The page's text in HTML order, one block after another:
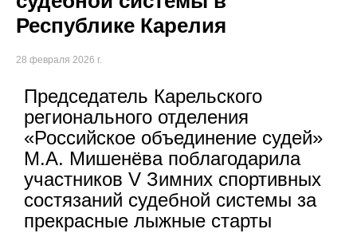
Республике Карелия
28 февраля 2026 г.
Председатель Карельского
регионального отделения
«Российское объединение судей»
М.А. Мишенёва поблагодарила
участников V Зимних спортивных
состязаний судебной системы за
прекрасные лыжные старты